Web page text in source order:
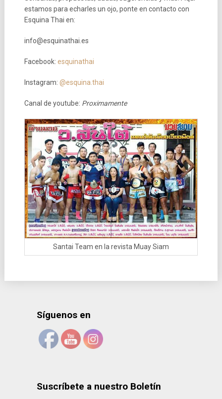
estamos para echarles un ojo, ponte en contacto con
Esquina Thai en:
info@esquinathai.es
Facebook: esquinathai
Instagram: @esquina.thai
Canal de youtube: Proximamente
Santai Team en la revista Muay Siam
Síguenos en
Suscríbete a nuestro Boletín